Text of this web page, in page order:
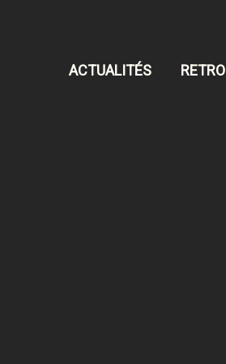
ACTUALITÉS RETRO